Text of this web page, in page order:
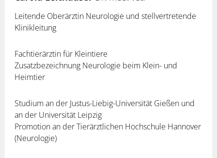
Leitende Oberärztin Neurologie und stellvertretende
Klinikleitung
Fachtierärztin für Kleintiere
Zusatzbezeichnung Neurologie beim Klein- und
Heimtier
Studium an der Justus-Liebig-Universität Gießen und
an der Universität Leipzig
Promotion an der Tierärztlichen Hochschule Hannover
(Neurologie)